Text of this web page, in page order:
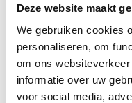
Deze website maakt
We gebruiken cookies
personaliseren, om
om ons
informatie over uw
voor social media,
Heb je een
Anca helpt je!
Vind je antwoord snel en